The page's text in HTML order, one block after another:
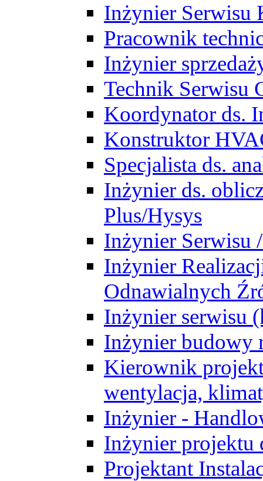
Inżynier Serwisu
Pracownik
Inżynier
Technik Serwisu
Koordynator ds.
Konstruktor
Specjalista ds.
Inżynier ds.
Plus/Hysys
Inżynier Serwisu
Inżynier
Odnawialnych
Inżynier serwisu
Inżynier budowy
Kierownik
wentylacja,
Inżynier -
Inżynier projektu
Projektant